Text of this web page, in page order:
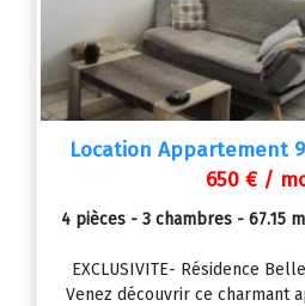
Location Appartement
650 € /
4 pièces - 3 chambres - 67.15
EXCLUSIVITE- Résidence
Venez découvrir ce charmant